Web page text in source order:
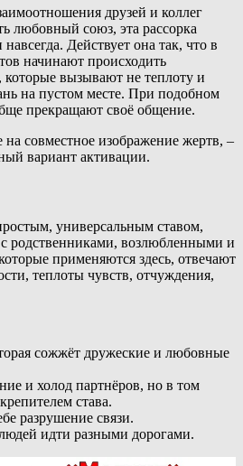
друзей и коллег
любовный союз, эта рассорка
Действует она так, что в
начинают происходить
вызывают не теплоту и
на пустом месте. При подобном
прекращают своё общение.
совместное изображение жертв, –
вариант активации.
универсальным ставом,
родственниками, возлюбленными и
применяются здесь, отвечают
теплоты чувств, отчуждения,
сожжёт дружеские и любовные
и холод партнёров, но в том
става.
разрушение связи.
людей идти разными дорогами.